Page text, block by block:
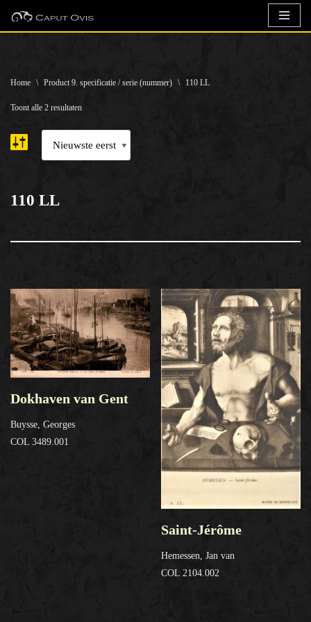
inhoud
Home \ Product 9. specificatie / serie (nummer) \ 110 LL
Toont alle 2 resultaten
110 LL
Dokhaven van Gent
Buysse, Georges
COL 3489.001
Saint-Jérôme
Hemessen, Jan van
COL 2104.002